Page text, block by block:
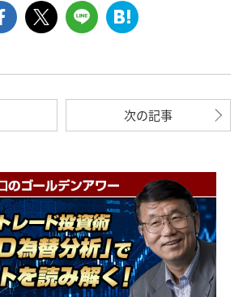
次の記事